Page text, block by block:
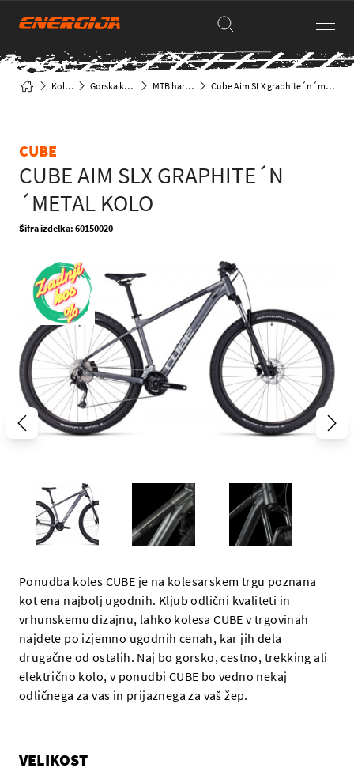
Kolesa Gorska kolesa MTB hardtail Cube Aim SLX graphite´n´metal kolo
CUBE
CUBE AIM SLX GRAPHITE´N
´METAL KOLO
Šifra izdelka: 60150020
Ponudba koles CUBE je na kolesarskem trgu poznana
kot ena najbolj ugodnih. Kljub odlični kvaliteti in
vrhunskemu dizajnu, lahko kolesa CUBE v trgovinah
najdete po izjemno ugodnih cenah, kar jih dela
drugačne od ostalih. Naj bo gorsko, cestno, trekking ali
električno kolo, v ponudbi CUBE bo vedno nekaj
odličnega za vas in prijaznega za vaš žep.
VELIKOST